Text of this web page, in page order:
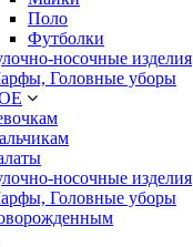
Поло
Футболки
носочные изделия
Головные уборы
носочные изделия
Головные уборы